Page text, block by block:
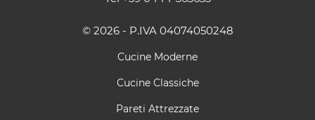
© 2026 - P.IVA 04074050248
Cucine Moderne
Cucine Classiche
Pareti Attrezzate